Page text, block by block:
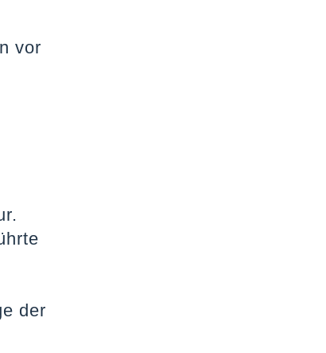
vor
der